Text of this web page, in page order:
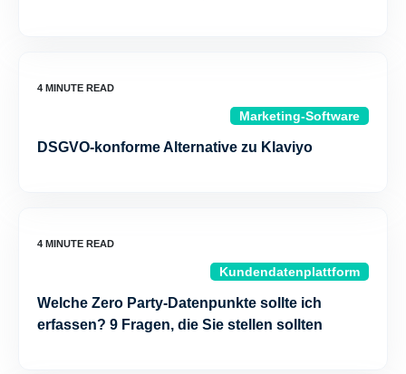
Marketing-Software
DSGVO-konforme Alternative zu Klaviyo
Kundendatenplattform
Welche Zero Party-Datenpunkte sollte ich
erfassen? 9 Fragen, die Sie stellen sollten